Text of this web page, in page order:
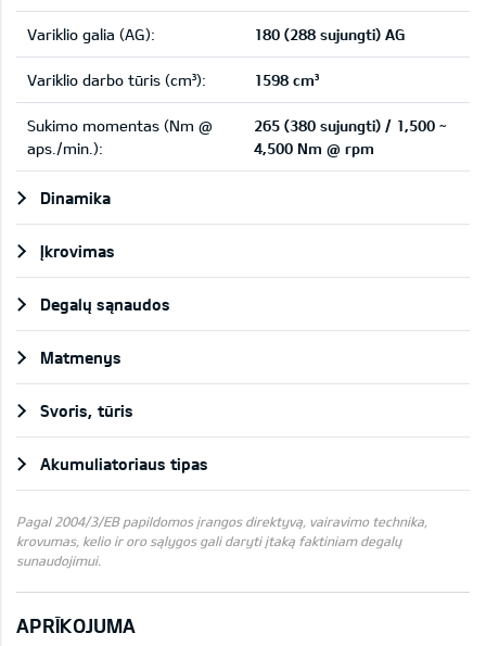
Variklio galia (AG): 180 (288 sujungti) AG
Variklio darbo tūris (cm³): 1598 cm³
Sukimo momentas (Nm @
aps./min.):
265 (380 sujungti) / 1,500 ~
4,500 Nm @ rpm
Dinamika
Įkrovimas
Degalų sąnaudos
Matmenys
Svoris, tūris
Akumuliatoriaus tipas
Pagal 2004/3/EB papildomos įrangos direktyvą, vairavimo technika,
krovumas, kelio ir oro sąlygos gali daryti įtaką faktiniam degalų
sunaudojimui.
APRĪKOJUMA